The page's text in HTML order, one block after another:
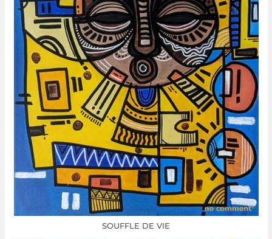
SOUFFLE DE VIE